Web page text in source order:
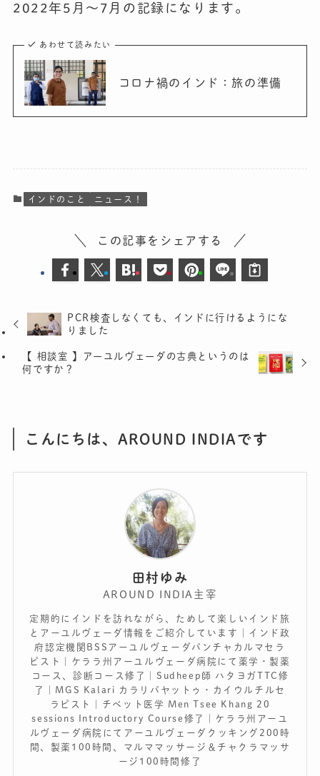
2022年5月〜7月の記録になります。
あわせて読みたい
コロナ禍のインド：旅の準備
インドのこと ニュース！
この記事をシェアする
PCR検査しなくても、インドに行けるようにな
りました
【 相談室 】アーユルヴェーダの古典というのは
何ですか？
こんにちは、AROUND INDIAです
田村ゆみ
AROUND INDIA主宰
定期的にインドを訪れながら、ためして楽しいインド旅
とアーユルヴェーダ情報をご紹介しています｜インド政
府認定機関BSSアーユルヴェーダパンチャカルマセラ
ピスト｜ケララ州アーユルヴェーダ病院にて薬学・製薬
コース、診断コース修了｜Sudheep師 ハタヨガTTC修
了｜MGS Kalari カラリパヤットゥ・カイウルチルセ
ラピスト｜チベット医学 Men Tsee Khang 20
sessions Introductory Course修了｜ケララ州アーユ
ルヴェーダ病院にてアーユルヴェーダクッキング200時
間、製薬100時間、マルママッサージ＆チャクラマッサ
ージ100時間修了